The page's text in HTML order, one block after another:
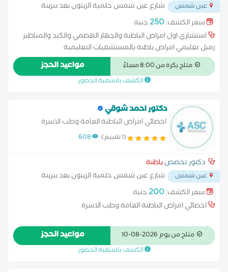
عين شمس
شارع عين شمس حلمية الزيتون بعد بنزينة
التعاون ميدان الحلمية... سعر الكشف:250جنيه
استشاري اول امراض الباطنة والجهاز الهضمي والكبد والمناظير
زميل تعليمي امراض باطنة بالمستشفيات التعليمية
متاح بكرة من 8:00 مساءً مواعيد الحجز
الكشف باسبقية الحضور
دكتور احمد شوقي
اخصائي امراض الباطنة العامة وطب الاسرة
(1 تقييم) 608
دكتور تخصصباطنة
عين شمس
شارع عين شمس حلمية الزيتون بعد بنزينة
التعاون ميدان الحلمية... سعر الكشف:200جنيه
اخصائي امراض الباطنة العامة وطب الاسرة
متاح من يوم 2026-08-10 مواعيد الحجز
الكشف باسبقية الحضور